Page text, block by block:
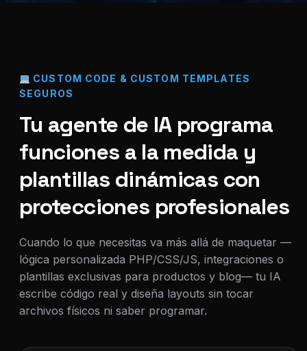
CUSTOM CODE & CUSTOM TEMPLATES
SEGUROS
Tu agente de IA programa
funciones a la medida y
plantillas dinámicas con
protecciones profesionales
Cuando lo que necesitas va más allá de maquetar —
lógica personalizada PHP/CSS/JS, integraciones o
plantillas exclusivas para productos y blog— tu IA
escribe código real y diseña layouts sin tocar
archivos físicos ni saber programar.